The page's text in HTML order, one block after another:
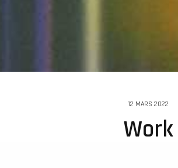
12 MARS 2022
Work